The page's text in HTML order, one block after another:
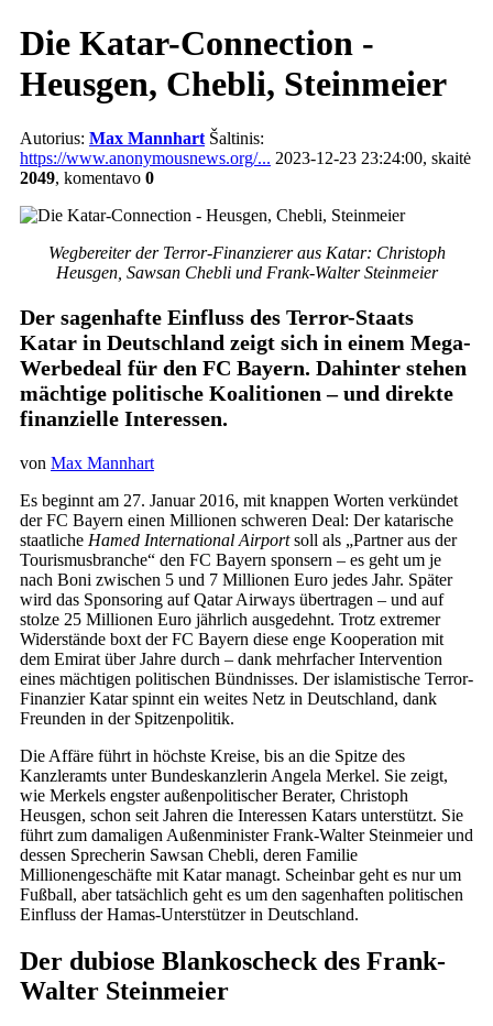
Die Katar-Connection -
Heusgen, Chebli, Steinmeier
Autorius: Max Mannhart Šaltinis:
https://www.anonymousnews.org/... 2023-12-23 23:24:00, skaitė
2049, komentavo 0
Wegbereiter der Terror-Finanzierer aus Katar: Christoph
Heusgen, Sawsan Chebli und Frank-Walter Steinmeier
Der sagenhafte Einfluss des Terror-Staats
Katar in Deutschland zeigt sich in einem Mega-
Werbedeal für den FC Bayern. Dahinter stehen
mächtige politische Koalitionen – und direkte
finanzielle Interessen.
von Max Mannhart
Es beginnt am 27. Januar 2016, mit knappen Worten verkündet
der FC Bayern einen Millionen schweren Deal: Der katarische
staatliche Hamed International Airportsoll als „Partner aus der
Tourismusbranche“ den FC Bayern sponsern – es geht um je
nach Boni zwischen 5 und 7 Millionen Euro jedes Jahr. Später
wird das Sponsoring auf Qatar Airways übertragen – und auf
stolze 25 Millionen Euro jährlich ausgedehnt. Trotz extremer
Widerstände boxt der FC Bayern diese enge Kooperation mit
dem Emirat über Jahre durch – dank mehrfacher Intervention
eines mächtigen politischen Bündnisses. Der islamistische Terror-
Finanzier Katar spinnt ein weites Netz in Deutschland, dank
Freunden in der Spitzenpolitik.
Die Affäre führt in höchste Kreise, bis an die Spitze des
Kanzleramts unter Bundeskanzlerin Angela Merkel. Sie zeigt,
wie Merkels engster außenpolitischer Berater, Christoph
Heusgen, schon seit Jahren die Interessen Katars unterstützt. Sie
führt zum damaligen Außenminister Frank-Walter Steinmeier und
dessen Sprecherin Sawsan Chebli, deren Familie
Millionengeschäfte mit Katar managt. Scheinbar geht es nur um
Fußball, aber tatsächlich geht es um den sagenhaften politischen
Einfluss der Hamas-Unterstützer in Deutschland.
Der dubiose Blankoscheck des Frank-
Walter Steinmeier